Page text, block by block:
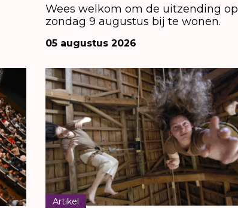
Wees welkom om de uitzending op
zondag 9 augustus bij te wonen.
05 augustus 2026
Artikel